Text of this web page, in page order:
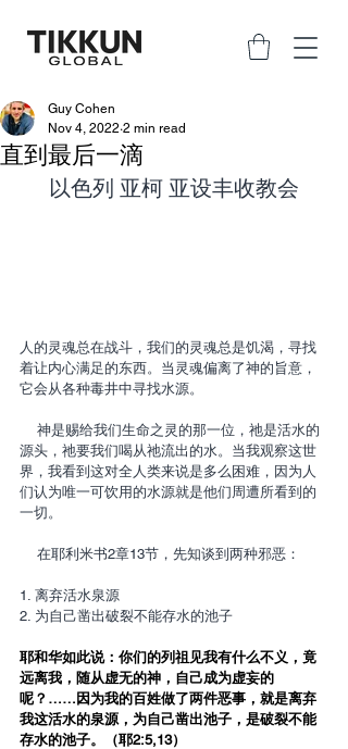
直到最后一滴
Guy Cohen
Nov 4, 2022 2 min read
以色列 亚柯 亚设丰收教会
人的灵魂总在战斗，我们的灵魂总是饥渴，寻找
着让内心满足的东西。当灵魂偏离了神的旨意，
它会从各种毒井中寻找水源。
源头，祂要我们喝从祂流出的水。当我观察这世
界，我看到这对全人类来说是多么困难，因为人
们认为唯一可饮用的水源就是他们周遭所看到的
一切。
    在耶利米书2章13节，先知谈到两种邪恶：
1. 离弃活水泉源
2. 为自己凿出破裂不能存水的池子
耶和华如此说：你们的列祖见我有什么不义，竟
远离我，随从虚无的神，自己成为虚妄的
呢？……因为我的百姓做了两件恶事，就是离弃
我这活水的泉源，为自己凿出池子，是破裂不能
存水的池子。（耶2:5,13）